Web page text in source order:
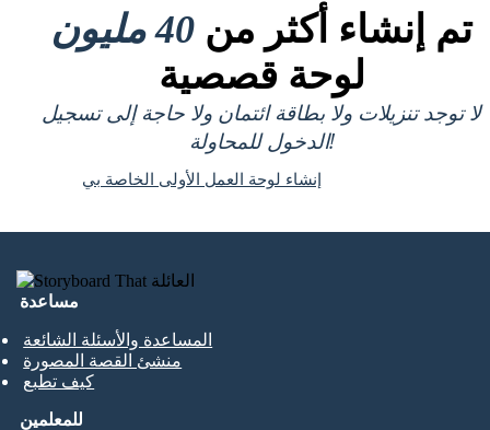
تم إنشاء أكثر من 40 مليون
لوحة قصصية
لا توجد تنزيلات ولا بطاقة ائتمان ولا حاجة إلى تسجيل
الدخول للمحاولة!
إنشاء لوحة العمل الأولى الخاصة بي
مساعدة
المساعدة والأسئلة الشائعة
منشئ القصة المصورة
كيف تطبع
للمعلمين